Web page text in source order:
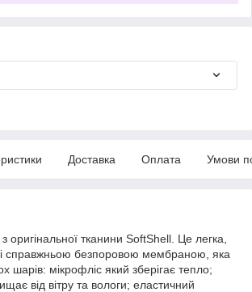
Доставка Оплата Умови
оригінальної тканини SoftShell. Це легка,
справжньою безпоровою мембраною, яка
шарів: мікрофліс який зберігає тепло;
від вітру та вологи; еластичний